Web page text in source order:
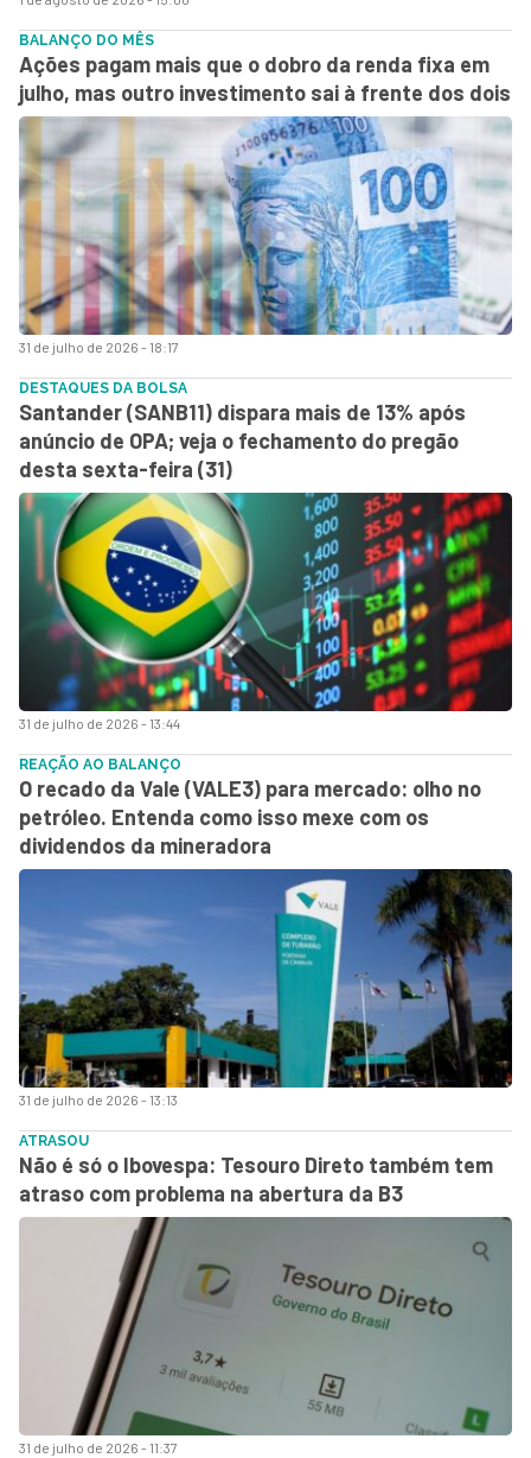
31 de julho de 2026 - 18:17
BALANÇO DO MÊS
Ações pagam mais que o dobro da renda fixa em
julho, mas outro investimento sai à frente dos dois
31 de julho de 2026 - 13:44
DESTAQUES DA BOLSA
Santander (SANB11) dispara mais de 13% após
anúncio de OPA; veja o fechamento do pregão
desta sexta-feira (31)
31 de julho de 2026 - 13:13
REAÇÃO AO BALANÇO
O recado da Vale (VALE3) para mercado: olho no
petróleo. Entenda como isso mexe com os
dividendos da mineradora
31 de julho de 2026 - 11:37
ATRASOU
Não é só o Ibovespa: Tesouro Direto também tem
atraso com problema na abertura da B3